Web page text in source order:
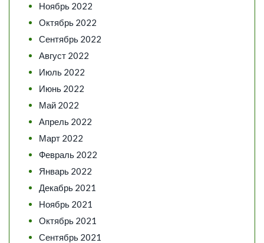
Ноябрь 2022
Октябрь 2022
Сентябрь 2022
Август 2022
Июль 2022
Июнь 2022
Май 2022
Апрель 2022
Март 2022
Февраль 2022
Январь 2022
Декабрь 2021
Ноябрь 2021
Октябрь 2021
Сентябрь 2021